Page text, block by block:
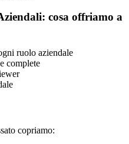
cosa offriamo a
ruolo aziendale
complete
copriamo: